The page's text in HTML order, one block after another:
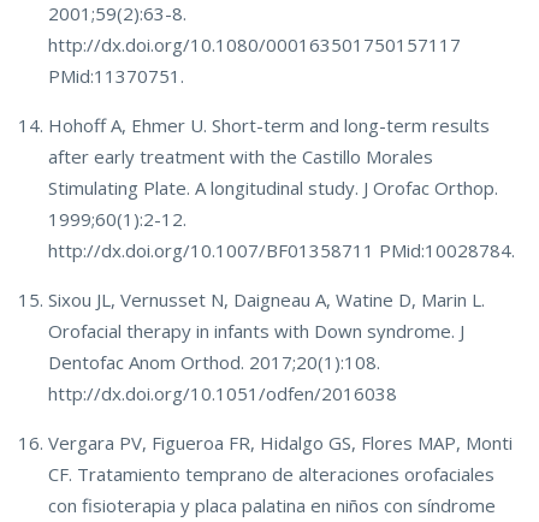
2001;59(2):63-8.
http://dx.doi.org/10.1080/000163501750157117
PMid:11370751.
Hohoff A, Ehmer U. Short-term and long-term results
after early treatment with the Castillo Morales
Stimulating Plate. A longitudinal study. J Orofac Orthop.
1999;60(1):2-12.
http://dx.doi.org/10.1007/BF01358711 PMid:10028784.
Sixou JL, Vernusset N, Daigneau A, Watine D, Marin L.
Orofacial therapy in infants with Down syndrome. J
Dentofac Anom Orthod. 2017;20(1):108.
http://dx.doi.org/10.1051/odfen/2016038
Vergara PV, Figueroa FR, Hidalgo GS, Flores MAP, Monti
CF. Tratamiento temprano de alteraciones orofaciales
con fisioterapia y placa palatina en niños con síndrome